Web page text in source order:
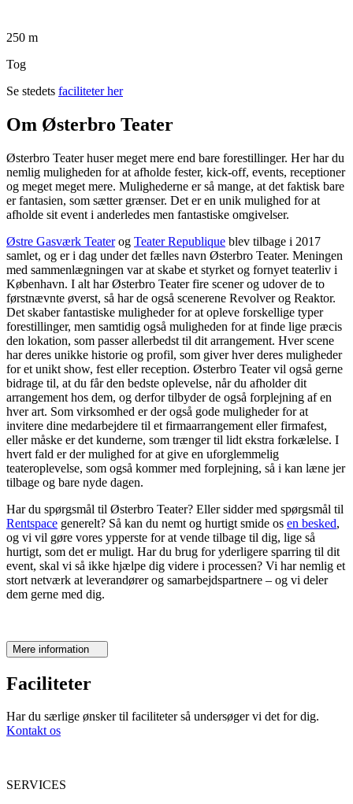
250 m
Tog
Se stedets faciliteter her
Om Østerbro Teater
Østerbro Teater huser meget mere end bare forestillinger. Her har du
nemlig muligheden for at afholde fester, kick-off, events, receptioner
og meget meget mere. Mulighederne er så mange, at det faktisk bare
er fantasien, som sætter grænser. Det er en unik mulighed for at
afholde sit event i anderledes men fantastiske omgivelser.
Østre Gasværk Teaterog Teater Republique blev tilbage i 2017
samlet, og er i dag under det fælles navn Østerbro Teater. Meningen
med sammenlægningen var at skabe et styrket og fornyet teaterliv i
København. I alt har Østerbro Teater fire scener og udover de to
førstnævnte øverst, så har de også scenerene Revolver og Reaktor.
Det skaber fantastiske muligheder for at opleve forskellige typer
forestillinger, men samtidig også muligheden for at finde lige præcis
den lokation, som passer allerbedst til dit arrangement. Hver scene
har deres unikke historie og profil, som giver hver deres muligheder
for et unikt show, fest eller reception. Østerbro Teater vil også gerne
bidrage til, at du får den bedste oplevelse, når du afholder dit
arrangement hos dem, og derfor tilbyder de også forplejning af en
hver art. Som virksomhed er der også gode muligheder for at
invitere dine medarbejdere til et firmaarrangement eller firmafest,
eller måske er det kunderne, som trænger til lidt ekstra forkælelse. I
hvert fald er der mulighed for at give en uforglemmelig
teateroplevelse, som også kommer med forplejning, så i kan læne jer
tilbage og bare nyde dagen.
Har du spørgsmål til Østerbro Teater? Eller sidder med spørgsmål til
Rentspace generelt? Så kan du nemt og hurtigt smide os en besked,
og vi vil gøre vores ypperste for at vende tilbage til dig, lige så
hurtigt, som det er muligt. Har du brug for yderligere sparring til dit
event, skal vi så ikke hjælpe dig videre i processen? Vi har nemlig et
stort netværk at leverandører og samarbejdspartnere – og vi deler
dem gerne med dig.
Mere information
Faciliteter
Har du særlige ønsker til faciliteter så undersøger vi det for dig.
Kontakt os
SERVICES